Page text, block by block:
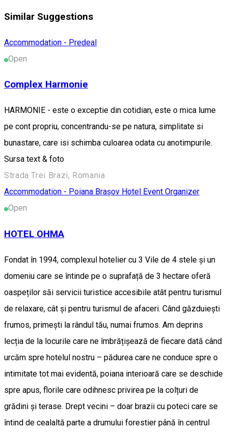
Similar Suggestions
Accommodation - Predeal
Open
Complex Harmonie
HARMONIE - este o exceptie din cotidian, este o mica lume
pe cont propriu, concentrandu-se pe natura, simplitate si
bunastare, care isi schimba culoarea odata cu anotimpurile.
Sursa text & foto
Strada Trei Brazi, Romania
Accommodation - Poiana Brașov Hotel Event Organizer
Open
HOTEL OHMA
Fondat în 1994, complexul hotelier cu 3 Vile de 4 stele și un
domeniu care se întinde pe o suprafață de 3 hectare oferă
oaspeților săi servicii turistice accesibile atât pentru turismul
de relaxare, cât și pentru turismul de afaceri. Când găzduiești
frumos, primești la rândul tău, numai frumos. Am deprins
lecția de la locurile care ne îmbrățișează de fiecare dată când
urcăm spre hotelul nostru – pădurea care ne conduce spre o
intimitate tot mai evidentă, poiana interioară care se deschide
spre apus, florile care odihnesc privirea pe la colțuri de
grădini și terase. Drept vecini – doar brazii cu poteci care se
întind de cealaltă parte a drumului forestier până în centrul